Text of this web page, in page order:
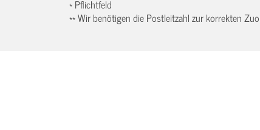
* Pflichtfeld
** Wir benötigen die Postleitzahl zur korrekten